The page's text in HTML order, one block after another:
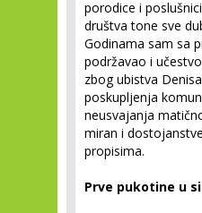
porodice i
društva tone sve
Godinama sam sa
podržavao i
zbog ubistva
poskupljenja
neusvajanja
miran i
propisima.
Prve pukotine u